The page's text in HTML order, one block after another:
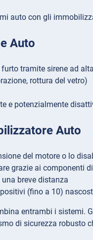
auto con gli
Auto
tramite sirene ad
rottura del vetro)
e potenzialmente
Auto
del motore o lo
grazie ai componenti
breve distanza
(fino a 10)
entrambi i sistemi.
di sicurezza robusto